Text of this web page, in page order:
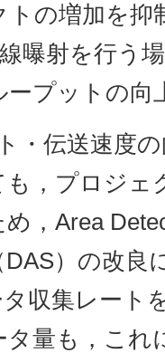
トの増加を
曝射を行う
ープットの向
・伝送速度
，プロジェ
，Area
）の改良
収集レート
タ量も，これ